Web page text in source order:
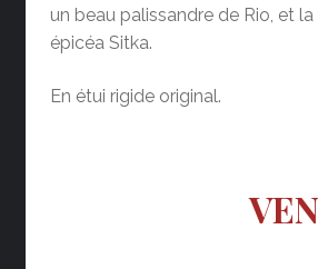
un beau palissandre de Rio, et
épicéa Sitka.
En étui rigide original.